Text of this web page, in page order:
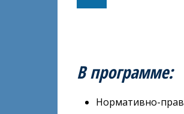
В программе:
Нормативно-